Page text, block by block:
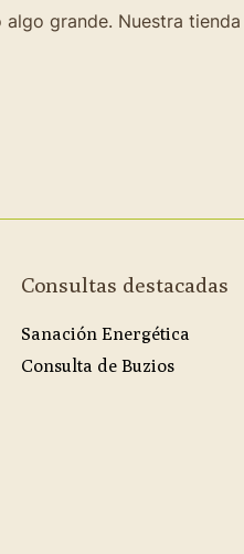
algo grande. Nuestra
Consultas destacadas
Sanación Energética
Consulta de Buzios